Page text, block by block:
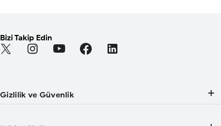
Bizi Takip Edin
Find Android on Twitter (Yeni sekmede açılır)
Find Android on Instagram (Yeni sekmede açılır)
Find Android on YouTube (Yeni sekmede açılır)
Find Android on Facebook (Yeni
Find Android on LinkedIn (Yeni
Gizlilik ve Güvenlik